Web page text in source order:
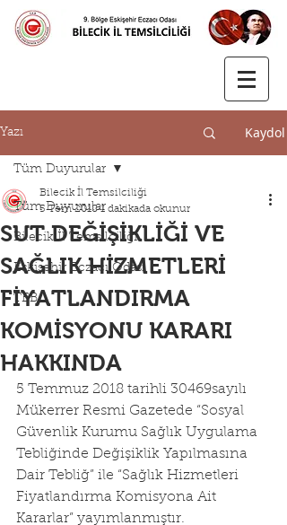
Yazı Kaydol
Tüm Duyurular
Bilecik İl Temsilciliği
Eskişehir Eczacı Odası
TEB
Tüm Duyurular
SUT DEĞİŞİKLİĞİ VE
SAĞLIK HİZMETLERİ
FİYATLANDIRMA
KOMİSYONU KARARI
HAKKINDA
Bilecik İl Temsilciliği
5 Tem 2018 1 dakikada okunur
5 Temmuz 2018 tarihli 30469sayılı
Mükerrer Resmi Gazetede “Sosyal
Güvenlik Kurumu Sağlık Uygulama
Tebliğinde Değişiklik Yapılmasına
Dair Tebliğ” ile “Sağlık Hizmetleri
Fiyatlandırma Komisyona Ait
Kararlar” yayımlanmıştır.